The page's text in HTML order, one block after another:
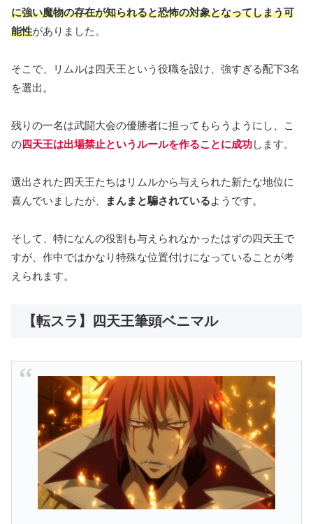
に強い魔物の存在が知られると恐怖の対象となってしまう可
能性がありました。
そこで、リムルは四天王という役職を設け、強すぎる配下3名
を選出。
残りの一名は武闘大会の優勝者に担ってもらうようにし、こ
の四天王は出場禁止というルールを作ることに成功します。
選出された四天王たちはリムルから与えられた新たな地位に
喜んでいましたが、
まんまと騙されているようです。
そして、特になんの役割も与えられなかったはずの四天王で
すが、作中ではかなり特殊な位置付けになっていることが考
えられます。
【転スラ】四天王筆頭ベニマル